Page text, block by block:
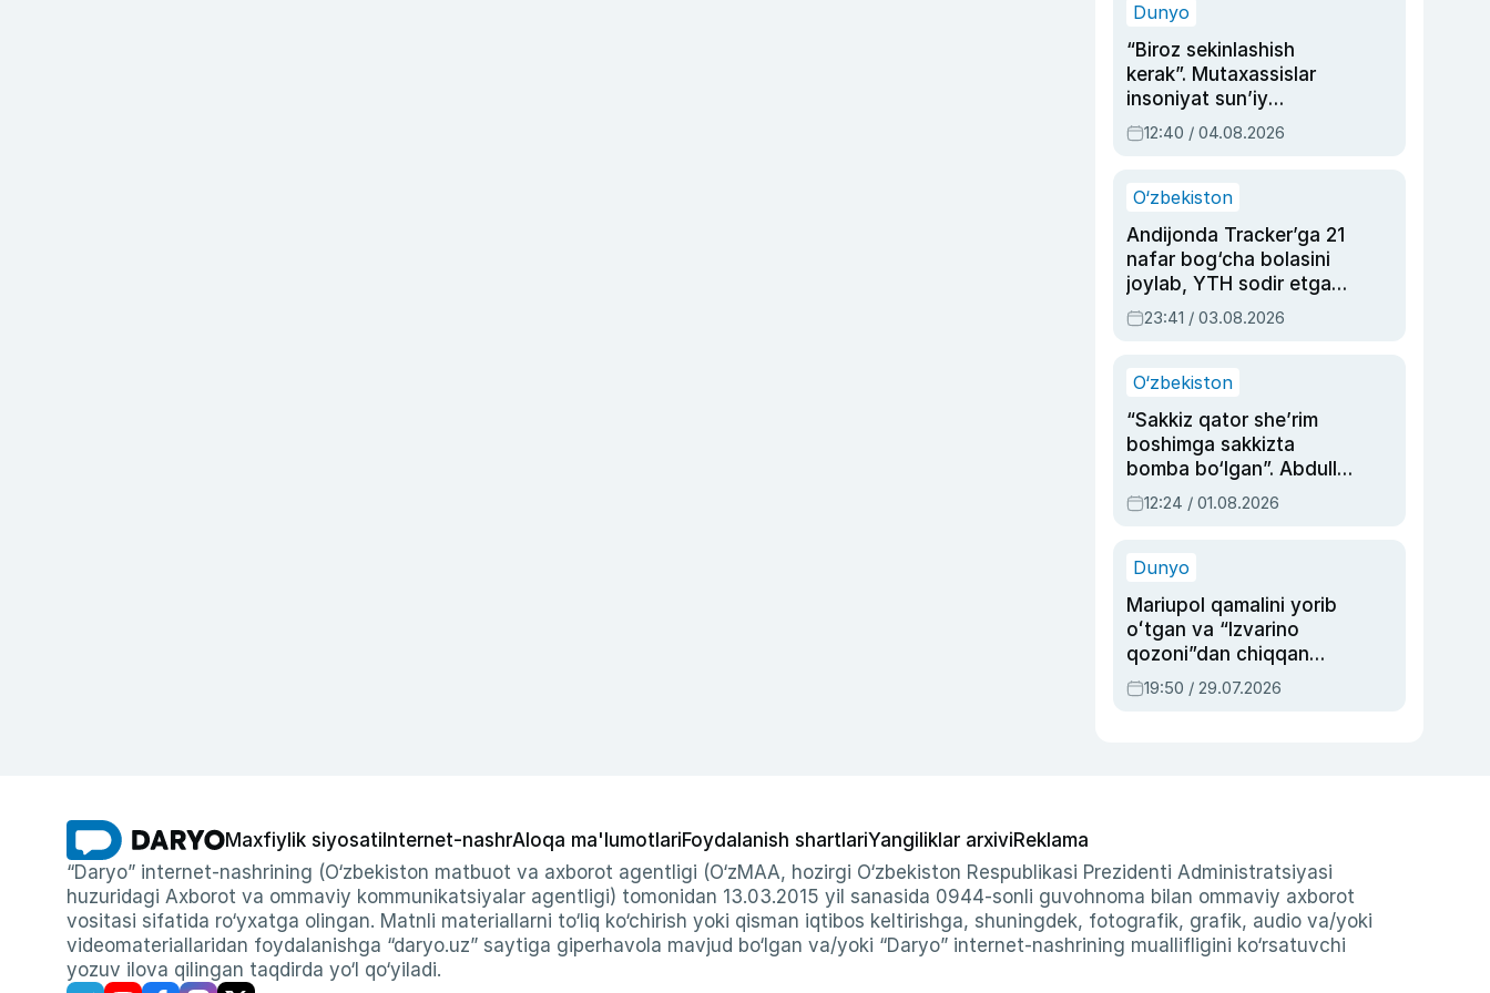
Dunyo
“Biroz sekinlashish
kerak”. Mutaxassislar
insoniyat sun’iy
intellektni boshqara
olmay qolishidan xavotir
12:40 / 04.08.2026
O‘zbekiston
Andijonda Tracker’ga 21
nafar bog‘cha bolasini
joylab, YTH sodir etgan
ayolga sud hukmi o‘qildi
23:41 / 03.08.2026
O‘zbekiston
“Sakkiz qator she’rim
boshimga sakkizta
bomba bo‘lgan”. Abdulla
Oripovni siyosiy
ayblovlardan asrab
12:24 / 01.08.2026
Dunyo
Mariupol qamalini yorib
oʻtgan va “Izvarino
qozoni”dan chiqqan
qahramon — Ukraina
armiyasi bosh
19:50 / 29.07.2026
Maxfiylik siyosati Internet-nashrAloqa ma'lumotlariFoydalanish shartlariYangiliklar arxiviReklama
“Daryo” internet-nashrining (O‘zbekiston matbuot va axborot agentligi (O‘zMAA, hozirgi O‘zbekiston Respublikasi Prezidenti Administratsiyasi
huzuridagi Axborot va ommaviy kommunikatsiyalar agentligi) tomonidan 13.03.2015 yil sanasida 0944-sonli guvohnoma bilan ommaviy axborot
vositasi sifatida ro‘yxatga olingan. Matnli materiallarni to‘liq ko‘chirish yoki qisman iqtibos keltirishga, shuningdek, fotografik, grafik, audio va/yoki
videomateriallaridan foydalanishga “daryo.uz” saytiga giperhavola mavjud bo‘lgan va/yoki “Daryo” internet-nashrining muallifligini ko‘rsatuvchi
yozuv ilova qilingan taqdirda yo‘l qo‘yiladi.